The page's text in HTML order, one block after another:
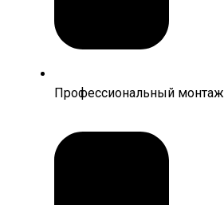
Профессиональный монтаж